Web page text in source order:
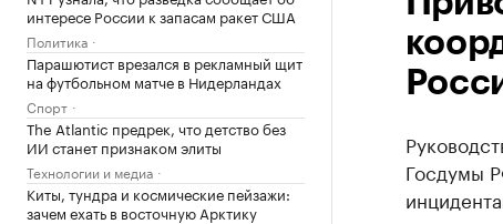
интересе России к запасам ракет США
Политика
Парашютист врезался в рекламный щит
на футбольном матче в Нидерландах
Спорт
The Atlantic предрек, что детство без
ИИ станет признаком элиты
Технологии и медиа
Киты, тундра и космические пейзажи:
зачем ехать в восточную Арктику
Госдумы